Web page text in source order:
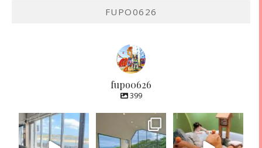
FUPO0626
fupo0626
399